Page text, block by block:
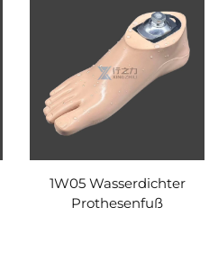
1W05 Wasserdichter
Prothesenfuß